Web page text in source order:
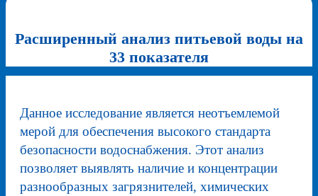
Расширенный анализ питьевой воды на
33 показателя
Данное исследование является неотъемлемой
мерой для обеспечения высокого стандарта
безопасности водоснабжения. Этот анализ
позволяет выявлять наличие и концентрации
разнообразных загрязнителей, химических